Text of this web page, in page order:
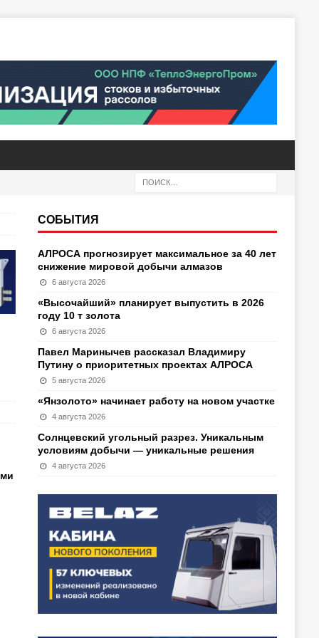
СОБЫТИЯ
АЛРОСА прогнозирует максимальное за 40 лет
снижение мировой добычи алмазов
6 августа 2026
«Высочайший» планирует выпустить в 2026
году 10 т золота
6 августа 2026
Павел Маринычев рассказал Владимиру
Путину о приоритетных проектах АЛРОСА
5 августа 2026
«Янзолото» начинает работу на новом участке
4 августа 2026
Солнцевский угольный разрез. Уникальным
условиям добычи — уникальные решения
4 августа 2026